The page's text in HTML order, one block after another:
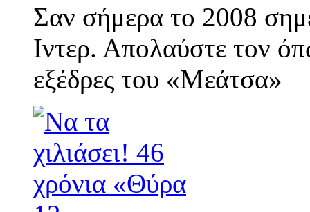
Σαν σήμερα το 2008
Ιντερ. Απολαύστε τον
εξέδρες του «Μεάτσα»